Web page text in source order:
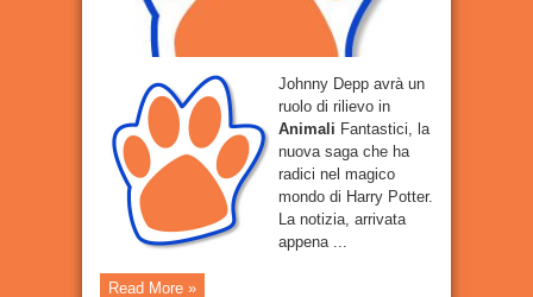
Johnny Depp avrà un
ruolo di rilievo in
Animali Fantastici, la
nuova saga che ha
radici nel magico
mondo di Harry Potter.
La notizia, arrivata
appena ...
Read More »